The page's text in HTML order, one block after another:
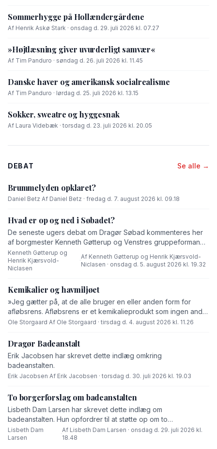
Sommerhygge på Hollændergårdene
Af Henrik Askø Stark · onsdag d. 29. juli 2026 kl. 07.27
»Højtlæsning giver uvurderligt samvær«
Af Tim Panduro · søndag d. 26. juli 2026 kl. 11.45
Danske haver og amerikansk socialrealisme
Af Tim Panduro · lørdag d. 25. juli 2026 kl. 13.15
Sokker, sweatre og hyggesnak
Af Laura Videbæk · torsdag d. 23. juli 2026 kl. 20.05
DEBAT Se alle →
Brummelyden opklaret?
Daniel Betz·Af Daniel Betz · fredag d. 7. august 2026 kl. 09.18
Hvad er op og ned i Søbadet?
De seneste ugers debat om Dragør Søbad kommenteres her
af borgmester Kenneth Gøtterup og Venstres gruppeformand
Henrik Kjærsvold-Niclasen.
Kenneth Gøtterup og
Henrik Kjærsvold-
Niclasen
·
Af Kenneth Gøtterup og Henrik Kjærsvold-
Niclasen · onsdag d. 5. august 2026 kl. 19.32
Kemikalier og havmiljøet
»Jeg gætter på, at de alle bruger en eller anden form for
afløbsrens. Afløbsrens er et kemikalieprodukt som ingen andre
end fabrikanten ved hvad består af,« skriver Ole Storgaard i
Ole Storgaard·Af Ole Storgaard · tirsdag d. 4. august 2026 kl. 11.26
Dragør Badeanstalt
Erik Jacobsen har skrevet dette indlæg omkring
badeanstalten.
Erik Jacobsen·Af Erik Jacobsen · torsdag d. 30. juli 2026 kl. 19.03
To borgerforslag om badeanstalten
Lisbeth Dam Larsen har skrevet dette indlæg om
badeanstalten. Hun opfordrer til at støtte op om to
borgerforslag.
Lisbeth Dam
Larsen
·
Af Lisbeth Dam Larsen · onsdag d. 29. juli 2026 kl.
18.48